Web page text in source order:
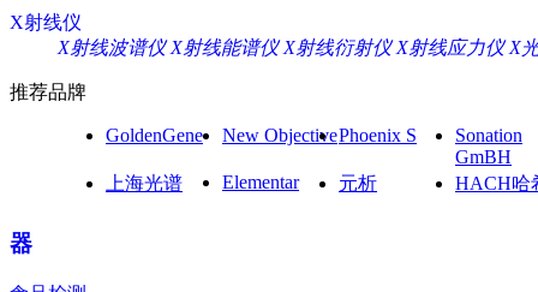
X射线仪
X射线波谱仪 X射线能谱仪 X射线衍射仪 X射线应力仪 X
推荐品牌
GoldenGene New ObjectivePhoenix S
Sonation
GmBH
上海光谱
Elementar 元析 HACH哈
器